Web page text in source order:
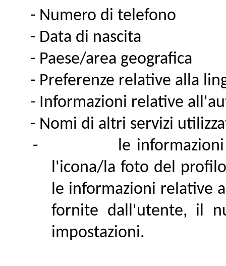
- Numero di telefono
- Data di nascita
- Paese/area geografica
- Preferenze relative alla
- Informazioni relative
- Nomi di altri servizi
-
le
l'icona/la foto del
le informazioni relative
fornite dall'utente, il
impostazioni.